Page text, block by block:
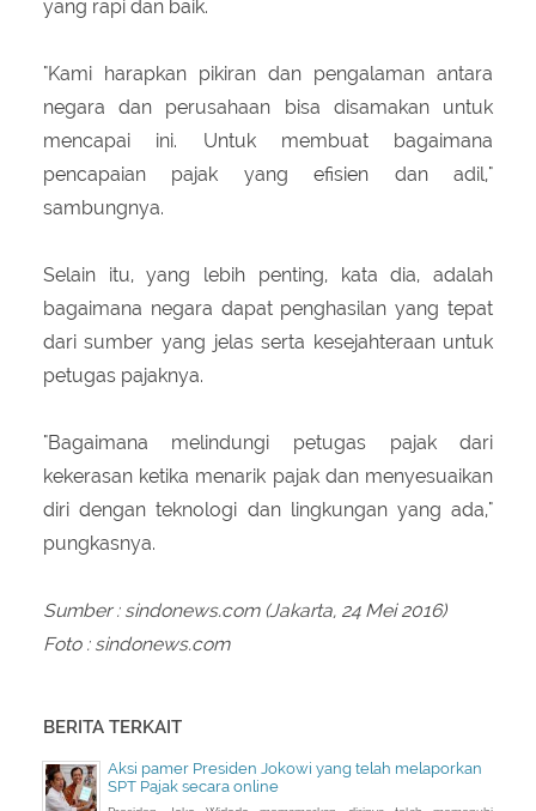
yang rapi dan baik.
"Kami harapkan pikiran dan pengalaman antara
negara dan perusahaan bisa disamakan untuk
mencapai ini. Untuk membuat bagaimana
pencapaian pajak yang efisien dan adil,"
sambungnya.
Selain itu, yang lebih penting, kata dia, adalah
bagaimana negara dapat penghasilan yang tepat
dari sumber yang jelas serta kesejahteraan untuk
petugas pajaknya.
"Bagaimana melindungi petugas pajak dari
kekerasan ketika menarik pajak dan menyesuaikan
diri dengan teknologi dan lingkungan yang ada,"
pungkasnya.
Sumber : sindonews.com (Jakarta, 24 Mei 2016)
Foto : sindonews.com
BERITA TERKAIT
Aksi pamer Presiden Jokowi yang telah melaporkan
SPT Pajak secara online